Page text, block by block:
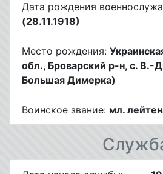
Дата рождения
(28.11.1918)
Место рождения:
обл., Броварский р-н, с. В.-
Большая Димерка)
Воинское звание: мл.